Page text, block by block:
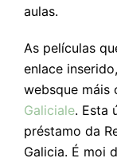
aulas.
As películas
enlace
websque máis
Galiciale. Esta
préstamo da
Galicia. É moi